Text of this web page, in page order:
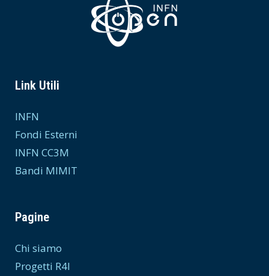
Link Utili
INFN
Fondi Esterni
INFN CC3M
Bandi MIMIT
Pagine
Chi siamo
Progetti R4I